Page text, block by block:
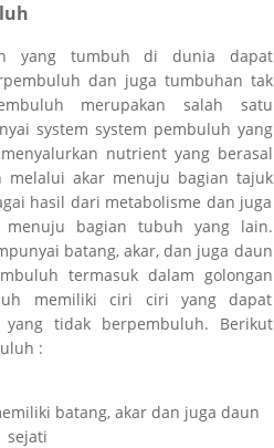
yang tumbuh di dunia dapat
dan juga tumbuhan tak
merupakan salah satu
system system pembuluh yang
nutrient yang berasal
akar menuju bagian tajuk
hasil dari metabolisme dan juga
bagian tubuh yang lain.
batang, akar, dan juga daun
termasuk dalam golongan
memiliki ciri ciri yang dapat
tidak berpembuluh. Berikut
:
batang, akar dan juga daun
sejati